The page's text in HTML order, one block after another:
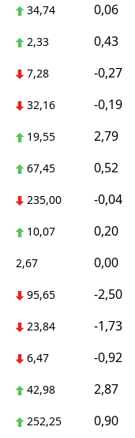
34,74 0,06
2,33 0,43
7,28 -0,27
32,16 -0,19
19,55 2,79
67,45 0,52
235,00 -0,04
10,07 0,20
2,67 0,00
95,65 -2,50
23,84 -1,73
6,47 -0,92
42,98 2,87
252,25 0,90